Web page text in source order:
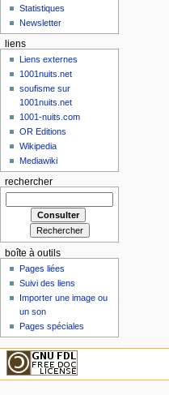
Statistiques
Newsletter
liens
Liens externes
1001nuits.net
soufisme sur
1001nuits.net
1001-nuits.com
OR Editions
Wikipedia
Mediawiki
rechercher
boîte à outils
Pages liées
Suivi des liens
Importer une image ou
un son
Pages spéciales